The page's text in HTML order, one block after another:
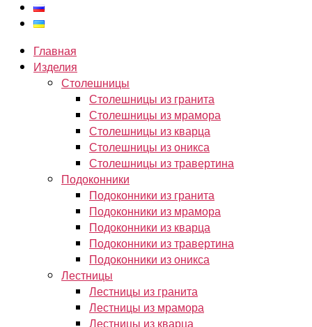
Главная
Изделия
Столешницы
Столешницы из гранита
Столешницы из мрамора
Столешницы из кварца
Столешницы из оникса
Столешницы из травертина
Подоконники
Подоконники из гранита
Подоконники из мрамора
Подоконники из кварца
Подоконники из травертина
Подоконники из оникса
Лестницы
Лестницы из гранита
Лестницы из мрамора
Лестницы из кварца